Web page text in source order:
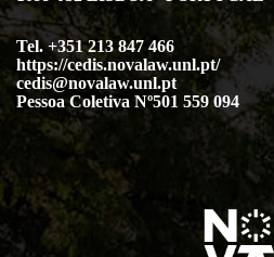
Tel. +351 213 847 466
https://cedis.novalaw.unl.pt/
cedis@novalaw.unl.pt
Pessoa Coletiva Nº501 559 094